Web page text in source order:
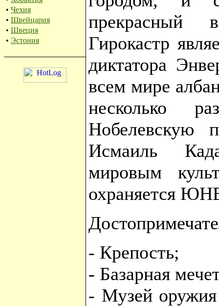
• Чехия
• Швейцария
• Швеция
• Эстония
прекрасный
Гирокастр
диктатора
всем мире
несколько
Нобелевскую
Исмаиль
мировым
охраняется
- Крепость;
- Базарная
- Музей